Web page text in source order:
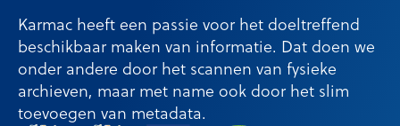
Karmac heeft een passie voor het doeltreffend
beschikbaar maken van informatie. Dat doen we
onder andere door het scannen van fysieke
archieven, maar met name ook door het slim
toevoegen van metadata.